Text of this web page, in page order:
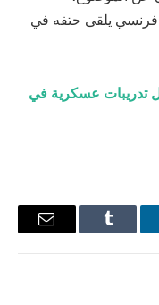
فرنسي يلقى حتفه في
عسكرية في
Tumblr
البريد